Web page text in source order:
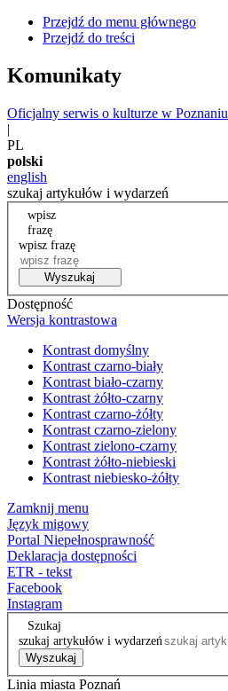
Przejdź do menu głównego
Przejdź do treści
Komunikaty
Oficjalny serwis o kulturze w Poznaniu
|
PL
polski
english
szukaj artykułów i wydarzeń
wpisz
frazę
wpisz frazę
Wyszukaj
Dostępność
Wersja kontrastowa
Kontrast domyślny
Kontrast czarno-biały
Kontrast biało-czarny
Kontrast żółto-czarny
Kontrast czarno-żółty
Kontrast czarno-zielony
Kontrast zielono-czarny
Kontrast żółto-niebieski
Kontrast niebiesko-żółty
Zamknij menu
Język migowy
Portal Niepełnosprawność
Deklaracja dostępności
ETR - tekst
Facebook
Instagram
Szukaj
szukaj artykułów i wydarzeń
Wyszukaj
Linia miasta Poznań